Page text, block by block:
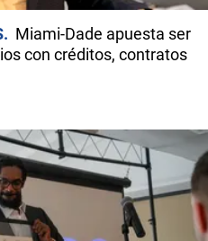
Miami-Dade apuesta ser
con créditos, contratos